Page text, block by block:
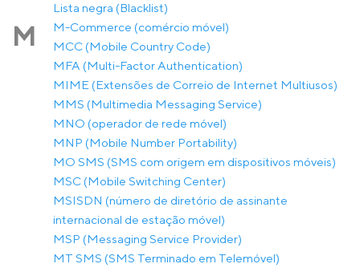
Lista negra (Blacklist)
M
M-Commerce (comércio móvel)
MCC (Mobile Country Code)
MFA (Multi-Factor Authentication)
MIME (Extensões de Correio de Internet Multiusos)
MMS (Multimedia Messaging Service)
MNO (operador de rede móvel)
MNP (Mobile Number Portability)
MO SMS (SMS com origem em dispositivos móveis)
MSC (Mobile Switching Center)
MSISDN (número de diretório de assinante
internacional de estação móvel)
MSP (Messaging Service Provider)
MT SMS (SMS Terminado em Telemóvel)